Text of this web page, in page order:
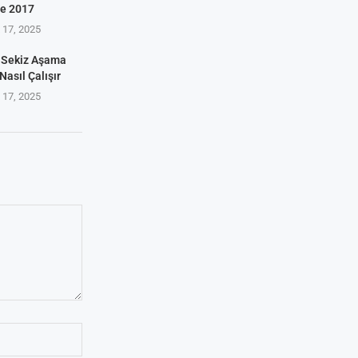
2017
2025
Aşama
Çalışır
2025